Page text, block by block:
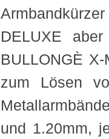
DELUXE
BULLONGÈ
zum Lösen
und 1.20mm,